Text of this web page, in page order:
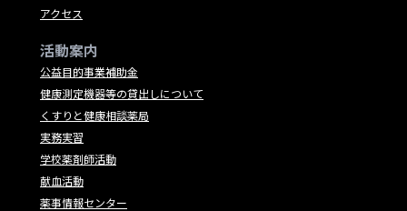
アクセス
活動案内
公益目的事業補助金
健康測定機器等の貸出しについて
くすりと健康相談薬局
実務実習
学校薬剤師活動
献血活動
薬事情報センター